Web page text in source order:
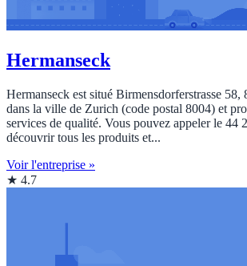
Hermanseck
Hermanseck est situé Birmensdorferstrasse 58,
dans la ville de Zurich (code postal 8004) et
services de qualité. Vous pouvez appeler le 44
découvrir tous les produits et...
Voir l'entreprise »
★ 4.7